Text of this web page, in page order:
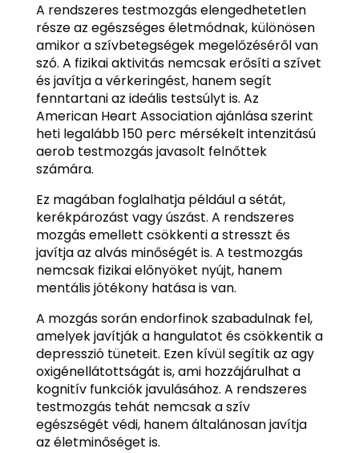
A rendszeres testmozgás elengedhetetlen
része az egészséges életmódnak, különösen
amikor a szívbetegségek megelőzéséről van
szó. A fizikai aktivitás nemcsak erősíti a szívet
és javítja a vérkeringést, hanem segít
fenntartani az ideális testsúlyt is. Az
American Heart Association ajánlása szerint
heti legalább 150 perc mérsékelt intenzitású
aerob testmozgás javasolt felnőttek
számára.
Ez magában foglalhatja például a sétát,
kerékpározást vagy úszást. A rendszeres
mozgás emellett csökkenti a stresszt és
javítja az alvás minőségét is. A testmozgás
nemcsak fizikai előnyöket nyújt, hanem
mentális jótékony hatása is van.
A mozgás során endorfinok szabadulnak fel,
amelyek javítják a hangulatot és csökkentik a
depresszió tüneteit. Ezen kívül segítik az agy
oxigénellátottságát is, ami hozzájárulhat a
kognitív funkciók javulásához. A rendszeres
testmozgás tehát nemcsak a szív
egészségét védi, hanem általánosan javítja
az életminőséget is.